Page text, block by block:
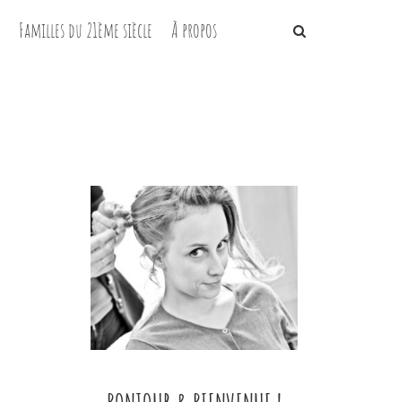
Familles du 21ème siècle À propos